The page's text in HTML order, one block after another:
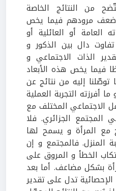
من النتائج الخاصة
ضعف مرودهم فيما يخص
العامة أو العائلية أو
دال بين الذكور و
الذات الاجتماعي و
فيما يخص هذه الأبعاد
توصّلنا إليه من نتائج عن
التجربة العملية
الاجتماعي المختلف مع
المجتمع الجزائري. فلا
مع المرأة و يسمح لها
المنزل. فالمجتمع و إن
الخطأ و المروق على
بشكل مضاعف. أما بعد
الإحصائية تدل على تقدير